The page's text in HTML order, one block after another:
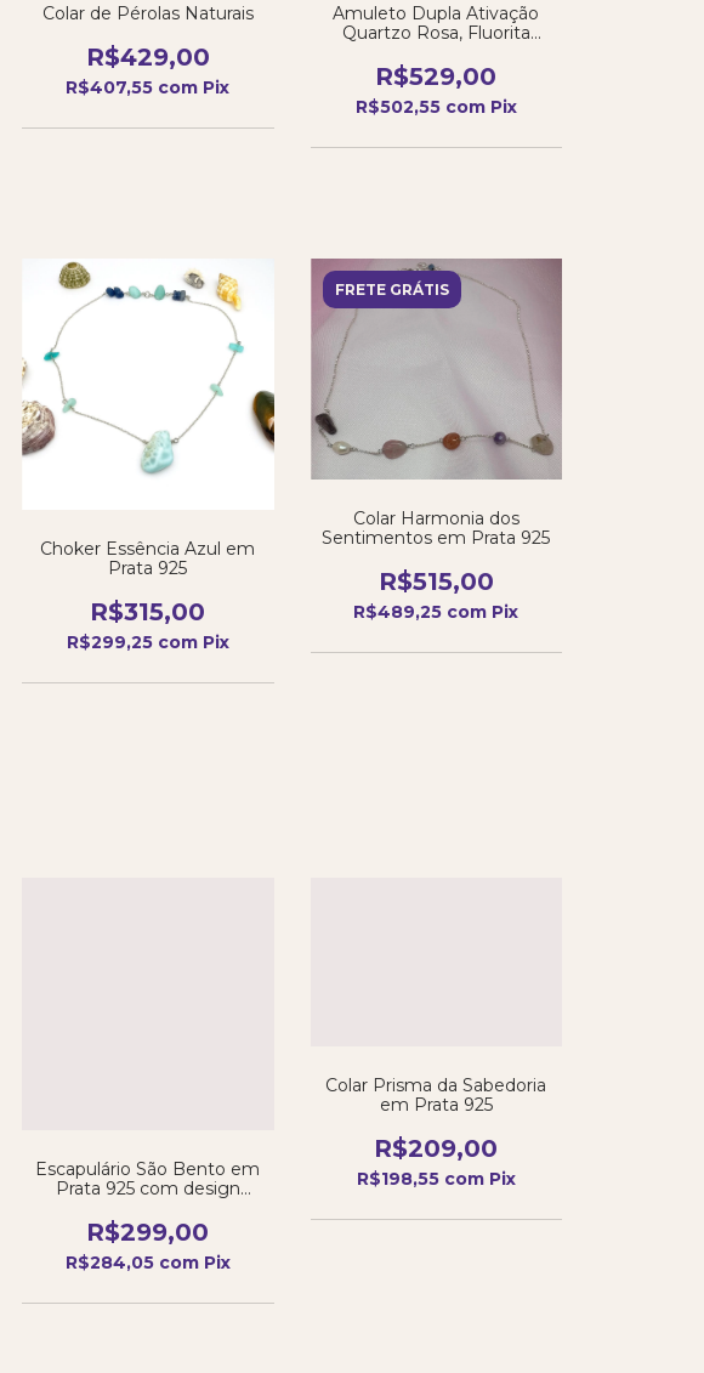
Colar de Pérolas Naturais
R$429,00
R$407,55 com Pix
Amuleto Dupla Ativação
Quartzo Rosa, Fluorita
R$529,00
R$502,55 com Pix
Choker Essência Azul em
Prata 925
R$315,00
R$299,25 com Pix
FRETE GRÁTIS
Colar Harmonia dos
Sentimentos em Prata 925
R$515,00
R$489,25 com Pix
Escapulário São Bento em
Prata 925 com design
R$299,00
R$284,05 com Pix
Colar Prisma da Sabedoria
em Prata 925
R$209,00
R$198,55 com Pix